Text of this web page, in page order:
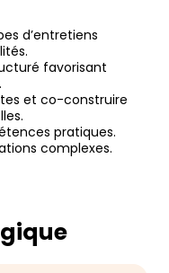
d’entretiens
favorisant
et co-construire
pratiques.
complexes.